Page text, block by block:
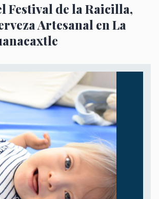
Festival de la Raicilla,
Artesanal en La